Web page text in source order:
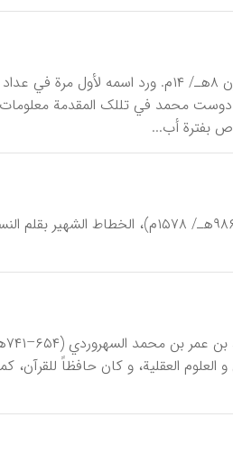
أَحْمَدَ موسی، رسام إیراني مبدع صاحب مدرسة من
جمع في ۹۵۱هـ، حیث عرض دوست محمد في تللک
بفترة أب...
أَحْمَدُ الْمَشْهَديّ، میر سید أحمد الحسیني المشهدي
و العلوم العقلیة، و کان حافظاً